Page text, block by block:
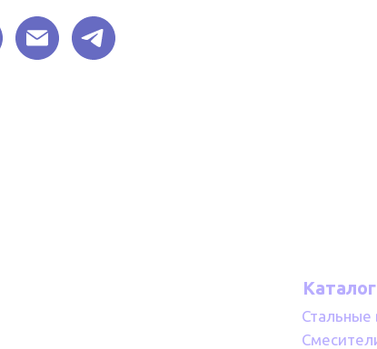
Каталог
Стальные